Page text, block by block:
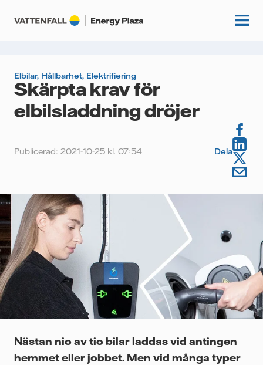
Start
Fördjupning
Artiklar
Krönikor
Kundcase
Videor
Podcasts
Om oss
Vattenfall.se
Elbilar, Hållbarhet, Elektrifiering
Skärpta krav för
elbilsladdning dröjer
Publicerad: 2021-10-25 kl. 07:54 Dela
Nästan nio av tio bilar laddas vid antingen
hemmet eller jobbet. Men vid många typer